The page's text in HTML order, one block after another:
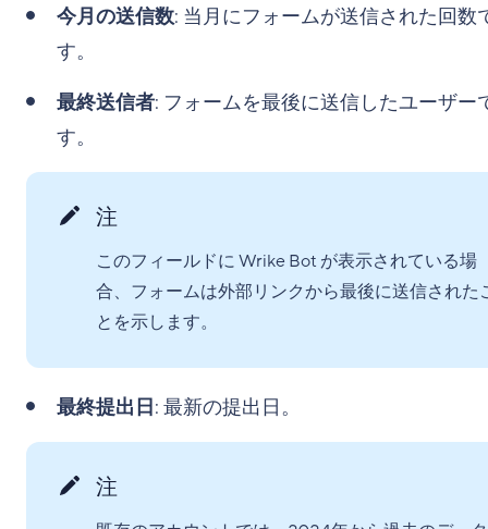
今月の送信数: 当月にフォームが送信された回数
す。
最終送信者: フォームを最後に送信したユーザー
す。
注
このフィールドに Wrike Bot が表示されている場
合、フォームは外部リンクから最後に送信された
とを示します。
最終提出日: 最新の提出日。
注